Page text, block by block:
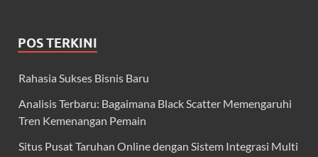
POS TERKINI
Rahasia Sukses Bisnis Baru
Analisis Terbaru: Bagaimana Black Scatter Memengaruhi
Tren Kemenangan Pemain
Situs Pusat Taruhan Online dengan Sistem Integrasi Multi